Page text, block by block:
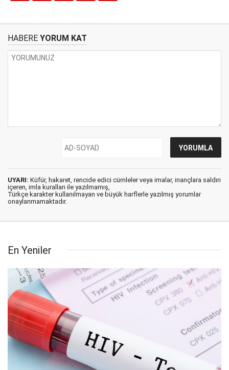
HABERE YORUM KAT
UYARI: Küfür, hakaret, rencide edici cümleler veya imalar, inançlara saldırı
içeren, imla kuralları ile yazılmamış,
Türkçe karakter kullanılmayan ve büyük harflerle yazılmış yorumlar
onaylanmamaktadır.
En Yeniler